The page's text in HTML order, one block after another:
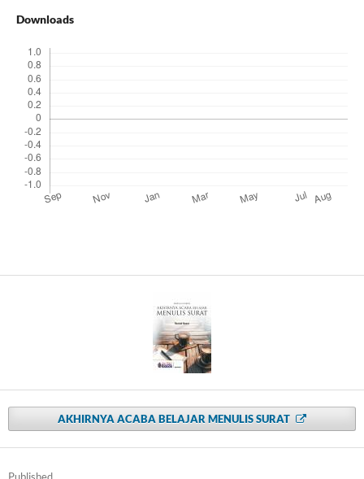
Downloads
AKHIRNYA ACABA BELAJAR MENULIS SURAT